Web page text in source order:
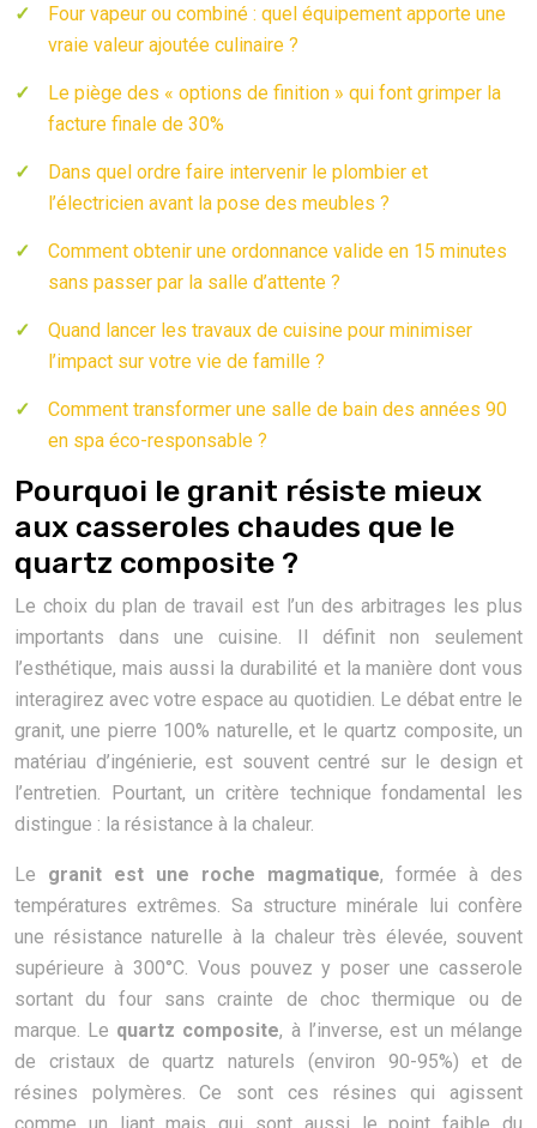
Four vapeur ou combiné : quel équipement apporte une
vraie valeur ajoutée culinaire ?
Le piège des « options de finition » qui font grimper la
facture finale de 30%
Dans quel ordre faire intervenir le plombier et
l’électricien avant la pose des meubles ?
Comment obtenir une ordonnance valide en 15 minutes
sans passer par la salle d’attente ?
Quand lancer les travaux de cuisine pour minimiser
l’impact sur votre vie de famille ?
Comment transformer une salle de bain des années 90
en spa éco-responsable ?
Pourquoi le granit résiste mieux
aux casseroles chaudes que le
quartz composite ?
Le choix du plan de travail est l’un des arbitrages les plus
importants dans une cuisine. Il définit non seulement
l’esthétique, mais aussi la durabilité et la manière dont vous
interagirez avec votre espace au quotidien. Le débat entre le
granit, une pierre 100% naturelle, et le quartz composite, un
matériau d’ingénierie, est souvent centré sur le design et
l’entretien. Pourtant, un critère technique fondamental les
distingue : la résistance à la chaleur.
Le granit est une roche magmatique, formée à des
températures extrêmes. Sa structure minérale lui confère
une résistance naturelle à la chaleur très élevée, souvent
supérieure à 300°C. Vous pouvez y poser une casserole
sortant du four sans crainte de choc thermique ou de
marque. Le quartz composite, à l’inverse, est un mélange
de cristaux de quartz naturels (environ 90-95%) et de
résines polymères. Ce sont ces résines qui agissent
comme un liant mais qui sont aussi le point faible du